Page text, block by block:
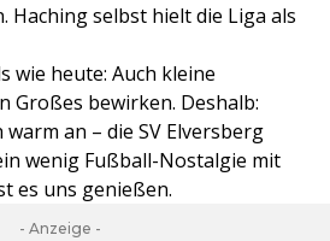
Haching selbst hielt die Liga als
wie heute: Auch kleine
Großes bewirken. Deshalb:
an – die SV Elversberg
wenig Fußball-Nostalgie mit
es uns genießen.
- Anzeige -